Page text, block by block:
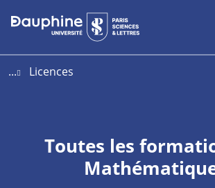
Aller
au
Aller
au
Plan
du
...
Licences
Toutes les